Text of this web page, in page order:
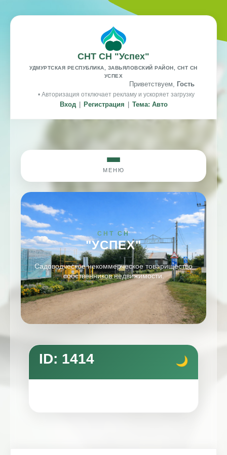
СНТ СН "Успех"
УДМУРТСКАЯ РЕСПУБЛИКА, ЗАВЬЯЛОВСКИЙ РАЙОН, СНТ СН
УСПЕХ
Приветствуем, Гость
• Авторизация отключает рекламу и ускоряет загрузку
Вход Регистрация Тема: Авто
МЕНЮ
СНТ СН
"УСПЕХ"
Садоводческое некоммерческое товарищество
собственников недвижимости.
ID: 1414